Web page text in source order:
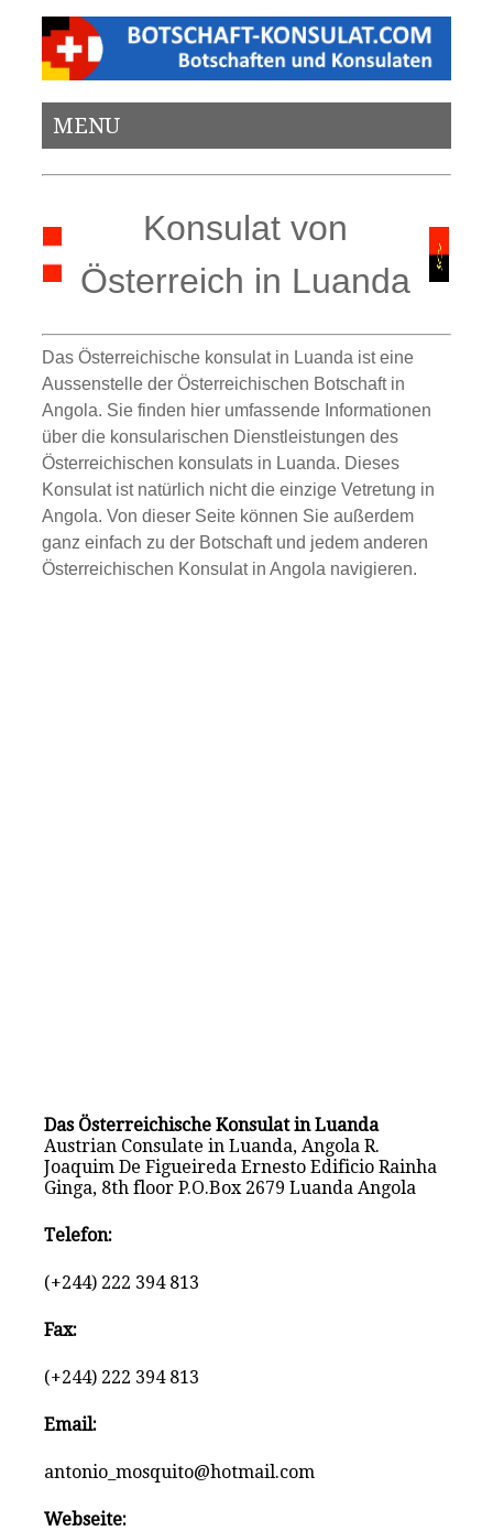
MENU
Konsulat von
Österreich in Luanda
Das Österreichische konsulat in Luanda ist eine
Aussenstelle der Österreichischen Botschaft in
Angola. Sie finden hier umfassende Informationen
über die konsularischen Dienstleistungen des
Österreichischen konsulats in Luanda. Dieses
Konsulat ist natürlich nicht die einzige Vetretung in
Angola. Von dieser Seite können Sie außerdem
ganz einfach zu der Botschaft und jedem anderen
Österreichischen Konsulat in Angola navigieren.
Das Österreichische Konsulat in Luanda
Austrian Consulate in Luanda, Angola R.
Joaquim De Figueireda Ernesto Edificio Rainha
Ginga, 8th floor P.O.Box 2679 Luanda Angola
Telefon:
(+244) 222 394 813
Fax:
(+244) 222 394 813
Email:
antonio_mosquito@hotmail.com
Webseite: